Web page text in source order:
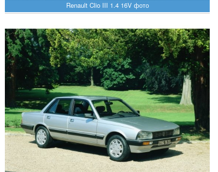
Renault Clio III 1.4 16V фото